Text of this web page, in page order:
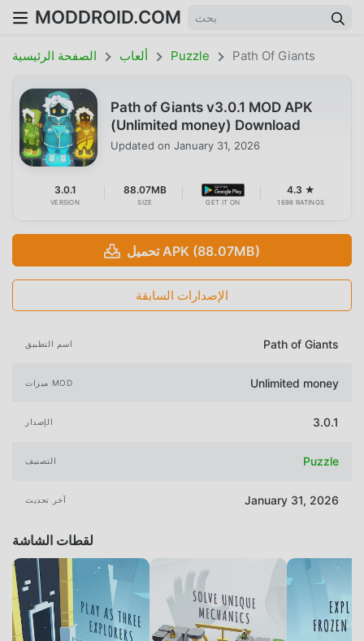
MODDROID.COM
الصفحة الرئيسية ألعاب Puzzle Path Of Giants
Path of Giants v3.0.1 MOD APK
(Unlimited money) Download
Updated on January 31, 2026
3.0.1
VERSION
88.07MB
SIZE GET IT ON
4.3 ★
1698 RATINGS
تحميل APK (88.07MB)
الإصدارات السابقة
اسم التطبيق Path of Giants
ميزات MOD Unlimited money
الإصدار 3.0.1
التصنيف Puzzle
آخر تحديث January 31, 2026
لقطات الشاشة